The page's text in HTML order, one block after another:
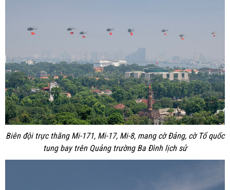
Biên đội trực thăng Mi-171, Mi-17, Mi-8, mang cờ Đảng, cờ Tổ quốc
tung bay trên Quảng trường Ba Đình lịch sử